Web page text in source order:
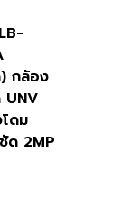
กล้อง
ดม
ด 2MP